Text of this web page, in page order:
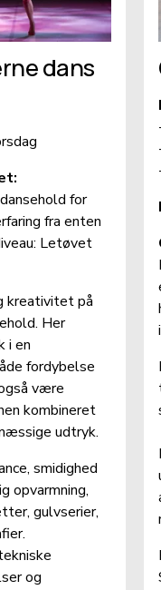
dans
for
fra enten
Letøvet
kreativitet på
Her
i en
fordybelse
være
kombineret
udtryk.
smidighed
opvarmning,
gulvserier,
og